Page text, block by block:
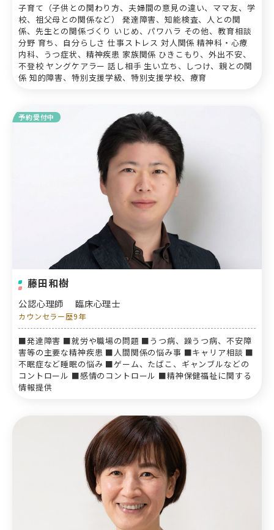
子育て（子供との関わり方、夫婦間の意見の違い、ママ友、学
校、祖父母との関係など） 発達障害、知能検査、人との関
係、先生との関係づくり いじめ、パワハラ その他、教育相談
分野 育ち、自分らしさ 仕事ストレス 対人関係 精神科・心療
内科、うつ症状、精神疾患 家族関係 ひきこもり、外出不安、
不登校 ヤングケアラー 話し相手 生い立ち、しつけ、親との関
係 知的障害、特別支援学級、特別支援学校、療育
予約受付中
藤田和樹
公認心理師 臨床心理士
カウンセラー歴9年
■発達障害 ■就労や職場の問題 ■うつ病、躁うつ病、不安障
害等の主要な精神疾患 ■人間関係の悩み事 ■キャリア相談 ■
不眠症など睡眠の悩み ■ゲーム、たばこ、ギャンブルなどの
コントロール ■感情のコントロール ■精神保健福祉に関する
情報提供